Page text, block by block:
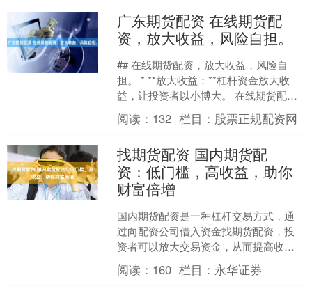
广东期货配资 在线期货配
资，放大收益，风险自担。
## 在线期货配资，放大收益，风险自
担。 * **放大收益：**杠杆资金放大收
益，让投资者以小博大。 在线期货配
资，如同金融领域的一把双刃剑，它既
能放大收益，助....
阅读： 132 栏目： 股票正规配资网
找期货配资 国内期货配
资：低门槛，高收益，助你
财富倍增
国内期货配资是一种杠杆交易方式，通
过向配资公司借入资金找期货配资，投
资者可以放大交易资金，从而提高收益
率。相较于股票配资，期货配资具有低
门槛、高收益的特点。 通....
阅读： 160 栏目： 永华证券